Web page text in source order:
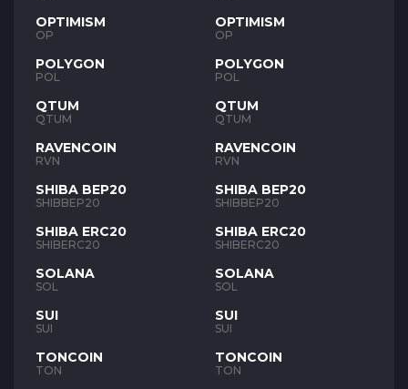
OPTIMISM
OP
POLYGON
POL
QTUM
QTUM
RAVENCOIN
RVN
SHIBA BEP20
SHIBBEP20
SHIBA ERC20
SHIBERC20
SOLANA
SOL
SUI
SUI
TONCOIN
TON
OPTIMISM
OP
POLYGON
POL
QTUM
QTUM
RAVENCOIN
RVN
SHIBA BEP20
SHIBBEP20
SHIBA ERC20
SHIBERC20
SOLANA
SOL
SUI
SUI
TONCOIN
TON